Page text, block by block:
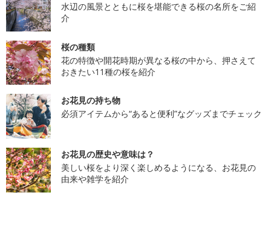
水辺の風景とともに桜を堪能できる桜の名所をご紹
介
桜の種類
花の特徴や開花時期が異なる桜の中から、押さえて
おきたい11種の桜を紹介
お花見の持ち物
必須アイテムから“あると便利”なグッズまでチェック
お花見の歴史や意味は？
美しい桜をより深く楽しめるようになる、お花見の
由来や雑学を紹介